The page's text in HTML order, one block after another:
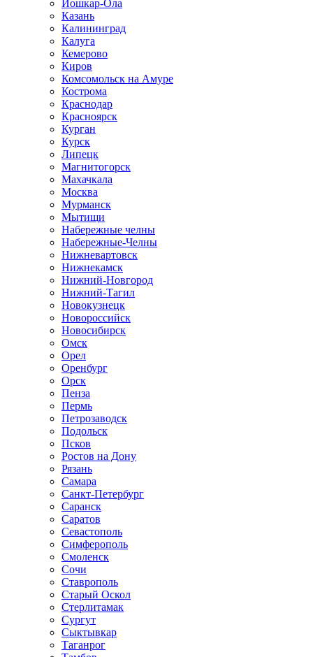
Йошкар-Ола
Казань
Калининград
Калуга
Кемерово
Киров
Комсомольск на Амуре
Кострома
Краснодар
Красноярск
Курган
Курск
Липецк
Магнитогорск
Махачкала
Москва
Мурманск
Мытищи
Набережные челны
Набережные-Челны
Нижневартовск
Нижнекамск
Нижний-Новгород
Нижний-Тагил
Новокузнецк
Новороссийск
Новосибирск
Омск
Орел
Оренбург
Орск
Пенза
Пермь
Петрозаводск
Подольск
Псков
Ростов на Дону
Рязань
Самара
Санкт-Петербург
Саранск
Саратов
Севастополь
Симферополь
Смоленск
Сочи
Ставрополь
Старый Оскол
Стерлитамак
Сургут
Сыктывкар
Таганрог